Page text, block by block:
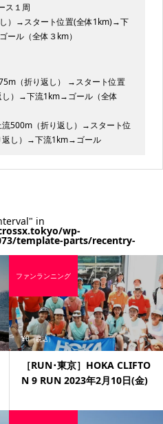
ス１周
）→スタート位置(全体1km)→下
ル（全体３km）
（折り返し） →スタート位置
）→下流1km→ゴール（全体
500m（折り返し）→スタート位
し）→下流1km→ゴール
in
wp-
template-parts/recentry-
¥0（税込）
［RUN･東京］HOKA CLIFTO
N 9 RUN 2023年2月10日(金)
ファンランニング